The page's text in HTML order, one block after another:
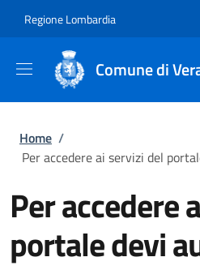
Regione Lombardia
Comune di
Briciole di pane
Home /
Per accedere ai servizi del
Per accedere
portale devi